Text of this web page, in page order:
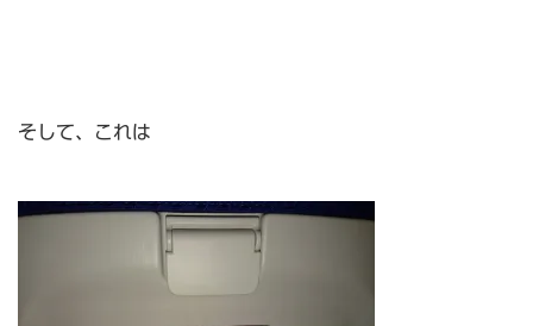
そして、これは